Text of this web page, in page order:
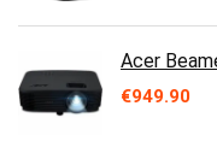
Acer
€949.90